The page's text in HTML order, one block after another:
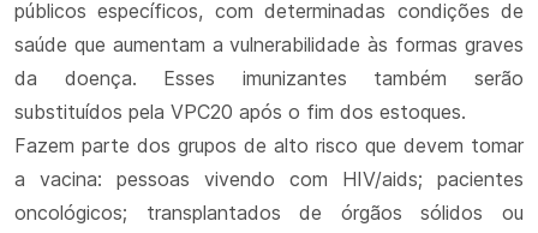
públicos específicos, com determinadas condições de
saúde que aumentam a vulnerabilidade às formas graves
da doença. Esses imunizantes também serão
substituídos pela VPC20 após o fim dos estoques.
Fazem parte dos grupos de alto risco que devem tomar
a vacina: pessoas vivendo com HIV/aids; pacientes
oncológicos; transplantados de órgãos sólidos ou